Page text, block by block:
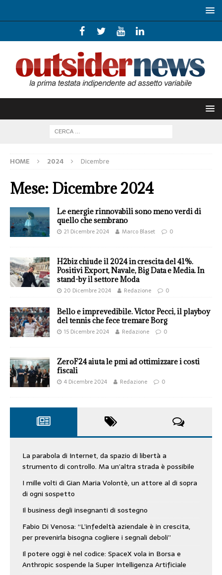
HOME 2024 Dicembre
Mese: Dicembre 2024
Le energie rinnovabili sono meno verdi di
quello che sembrano
21 Dicembre 2024 Marco Blaset 0
H2biz chiude il 2024 in crescita del 41%.
Positivi Export, Navale, Big Data e Media. In
stand-by il settore Moda
20 Dicembre 2024 Redazione 0
Bello e imprevedibile. Víctor Pecci, il playboy
del tennis che fece tremare Borg
15 Dicembre 2024 Redazione 0
ZeroF24 aiuta le pmi ad ottimizzare i costi
fiscali
4 Dicembre 2024 Redazione 0
La parabola di Internet, da spazio di libertà a
strumento di controllo. Ma un’altra strada è possibile
I mille volti di Gian Maria Volontè, un attore al di sopra
di ogni sospetto
Il business degli insegnanti di sostegno
Fabio Di Venosa: “L’infedeltà aziendale è in crescita,
per prevenirla bisogna cogliere i segnali deboli”
Il potere oggi è nel codice: SpaceX vola in Borsa e
Anthropic sospende la Super Intelligenza Artificiale